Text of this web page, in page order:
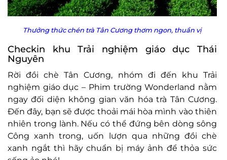
Thưởng thức chén trà Tân Cương thơm ngon, thuần vị
Checkin khu Trải nghiệm giáo dục Thái
Nguyên
Rời đồi chè Tân Cương, nhóm đi đến khu Trải
nghiệm giáo dục – Phim trường Wonderland nằm
ngay đối diện không gian văn hóa trà Tân Cương.
Đến đây, bạn sẽ được thoải mái hòa mình vào thiên
nhiên trong lành. Nếu có thể đứng bên dòng sông
Công xanh trong, uốn lượn qua những đồi chè
xanh ngắt thì hãy chuẩn bị máy ảnh để thỏa sức